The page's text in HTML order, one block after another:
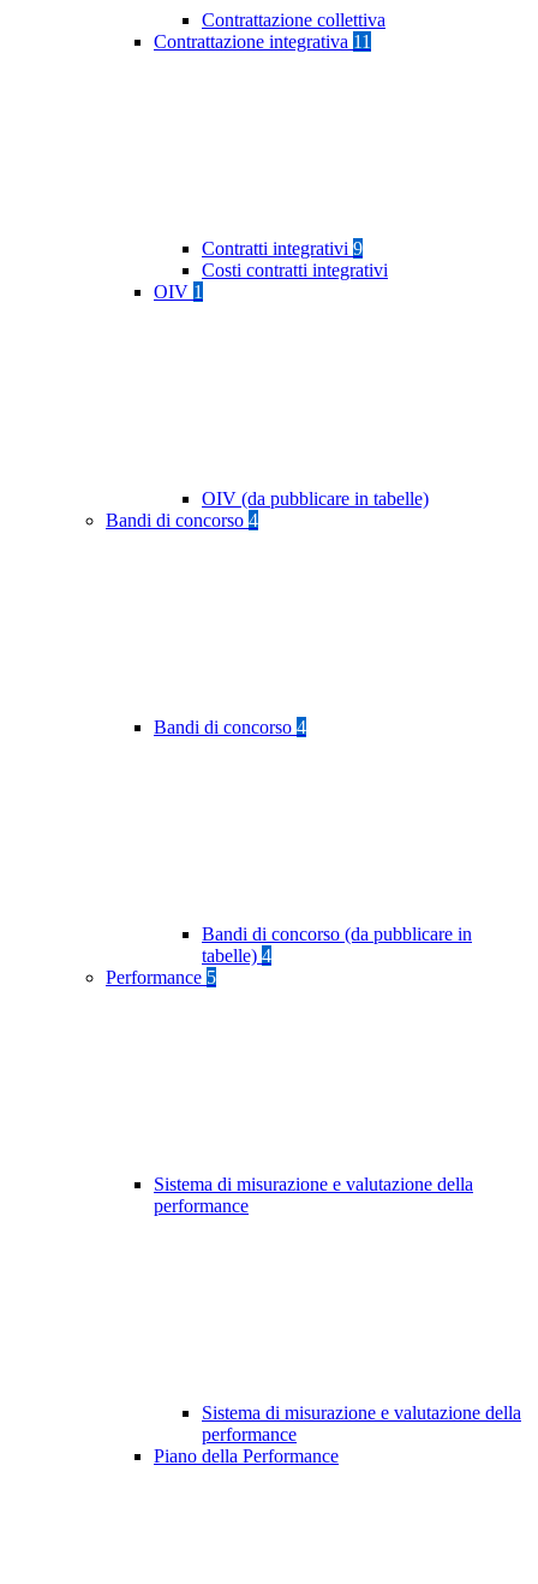
Contrattazione collettiva
Contrattazione integrativa 11
Contratti integrativi 9
Costi contratti integrativi
OIV 1
OIV (da pubblicare in tabelle)
Bandi di concorso 4
Bandi di concorso 4
Bandi di concorso (da pubblicare in
tabelle) 4
Performance 5
Sistema di misurazione e valutazione della
performance
Sistema di misurazione e valutazione della
performance
Piano della Performance